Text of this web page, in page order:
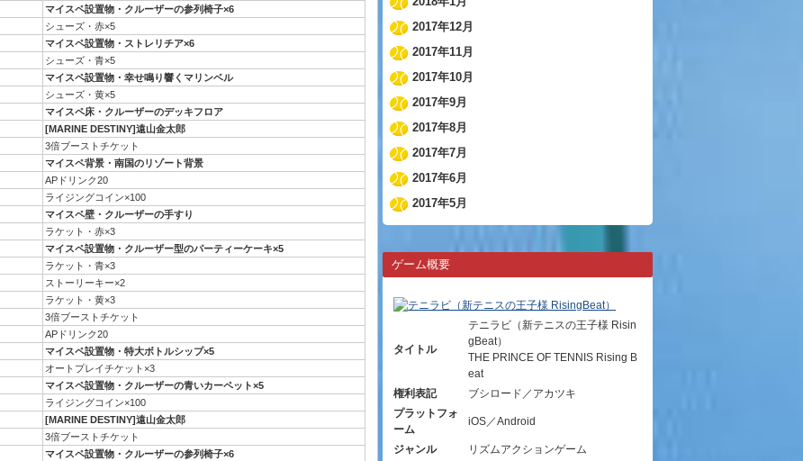
マイスペ設置物・クルーザーの参列椅子×6
シューズ・赤×5
マイスペ設置物・ストレリチア×6
シューズ・青×5
マイスペ設置物・幸せ鳴り響くマリンベル
シューズ・黄×5
マイスペ床・クルーザーのデッキフロア
[MARINE DESTINY]遠山金太郎
3倍ブーストチケット
マイスペ背景・南国のリゾート背景
APドリンク20
ライジングコイン×100
マイスペ壁・クルーザーの手すり
ラケット・赤×3
マイスペ設置物・クルーザー型のパーティーケーキ×5
ラケット・青×3
ストーリーキー×2
ラケット・黄×3
3倍ブーストチケット
APドリンク20
マイスペ設置物・特大ボトルシップ×5
オートプレイチケット×3
マイスペ設置物・クルーザーの青いカーペット×5
ライジングコイン×100
[MARINE DESTINY]遠山金太郎
3倍ブーストチケット
マイスペ設置物・クルーザーの参列椅子×6
2017年12月
2017年11月
2017年10月
2017年9月
2017年8月
2017年7月
2017年6月
2017年5月
ゲーム概要
タイトル
テニラビ（新テニスの王子様 Risin
gBeat）
THE PRINCE OF TENNIS Rising B
eat
権利表記
ブシロード／アカツキ
プラットフォ
ーム
iOS／Android
ジャンル
リズムアクションゲーム